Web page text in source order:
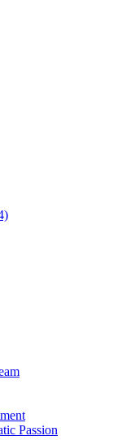
Passion